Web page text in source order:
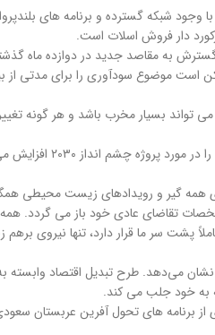
های گسترده تر آنها در پروژه چشم انداز ۲۰۳۰ خریداری می شود، که
تواند بسیار مخرب باشد و هر گونه
آن برای همه چشمگیر خواهد بود .
گیر و رویدادهای زیست محیطی همگی
جهان را نشان می‌دهد. طرح تبدیل اقتصاد
به خود جلب می کند.
ای از برنامه های تحول آفرین عربستان